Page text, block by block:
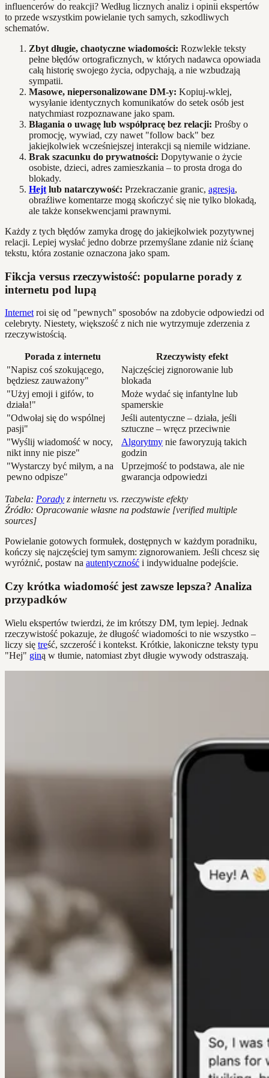
influencerów do reakcji? Według licznych analiz i opinii ekspertów
to przede wszystkim powielanie tych samych, szkodliwych
schematów.
Zbyt długie, chaotyczne wiadomości: Rozwlekłe teksty
pełne błędów ortograficznych, w których nadawca opowiada
całą historię swojego życia, odpychają, a nie wzbudzają
sympatii.
Masowe, niepersonalizowane DM-y: Kopiuj-wklej,
wysyłanie identycznych komunikatów do setek osób jest
natychmiast rozpoznawane jako spam.
Błagania o uwagę lub współpracę bez relacji: Prośby o
promocję, wywiad, czy nawet "follow back" bez
jakiejkolwiek wcześniejszej interakcji są niemile widziane.
Brak szacunku do prywatności: Dopytywanie o życie
osobiste, dzieci, adres zamieszkania – to prosta droga do
blokady.
Hejt lub natarczywość: Przekraczanie granic, agresja,
obraźliwe komentarze mogą skończyć się nie tylko blokadą,
ale także konsekwencjami prawnymi.
Każdy z tych błędów zamyka drogę do jakiejkolwiek pozytywnej
relacji. Lepiej wysłać jedno dobrze przemyślane zdanie niż ścianę
tekstu, która zostanie oznaczona jako spam.
Fikcja versus rzeczywistość: popularne porady z
internetu pod lupą
Internet roi się od "pewnych" sposobów na zdobycie odpowiedzi od
celebryty. Niestety, większość z nich nie wytrzymuje zderzenia z
rzeczywistością.
Porada z internetu
Rzeczywisty efekt
"Napisz coś szokującego,
będziesz zauważony"
Najczęściej zignorowanie lub
blokada
"Użyj emoji i gifów, to
działa!"
Może wydać się infantylne lub
spamerskie
"Odwołaj się do wspólnej
pasji"
Jeśli autentyczne – działa, jeśli
sztuczne – wręcz przeciwnie
"Wyślij wiadomość w nocy,
nikt inny nie pisze"
Algorytmy nie faworyzują takich
godzin
"Wystarczy być miłym, a na
pewno odpisze"
Uprzejmość to podstawa, ale nie
gwarancja odpowiedzi
Tabela: Porady z internetu vs. rzeczywiste efekty
Źródło: Opracowanie własne na podstawie [verified multiple
sources]
Powielanie gotowych formułek, dostępnych w każdym poradniku,
kończy się najczęściej tym samym: zignorowaniem. Jeśli chcesz się
wyróżnić, postaw na autentyczność i indywidualne podejście.
Czy krótka wiadomość jest zawsze lepsza? Analiza
przypadków
Wielu ekspertów twierdzi, że im krótszy DM, tym lepiej. Jednak
rzeczywistość pokazuje, że długość wiadomości to nie wszystko –
liczy się treść, szczerość i kontekst. Krótkie, lakoniczne teksty typu
"Hej" giną w tłumie, natomiast zbyt długie wywody odstraszają.